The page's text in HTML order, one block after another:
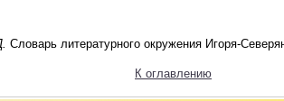
Словарь литературного окружения Игоря-
К оглавлению